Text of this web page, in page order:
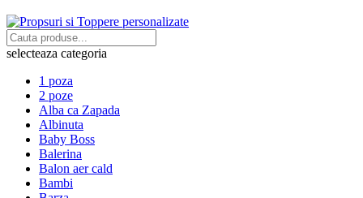
selecteaza categoria
1 poza
2 poze
Alba ca Zapada
Albinuta
Baby Boss
Balerina
Balon aer cald
Bambi